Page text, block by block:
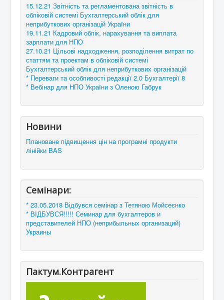
15.12.21 Звітність та регламентована звітність в
обліковій системі Бухгалтерський облік для
неприбуткових організацій України
19.11.21 Кадровий облік, нарахування та виплата
зарплати для НПО
27.10.21 Цільові надходження, розподілення витрат по
статтям та проектам в обліковій системі
Бухгалтерський облік для неприбуткових організацій
* Переваги та особливості редакції 2.0 Бухгалтерії 8
* Вебінар для НПО України з Оленою Габрук
Новини
Плановане підвищення цін на програмні продукти
лінійки BAS
Семінари:
* 23.05.2018 Відбувся семінар з Тетяною Мойсеєнко
* ВІДБУВСЯ!!!!! Семинар для бухгалтеров и
представителей НПО (неприбыльных организаций)
Украины
Пактум.Контрагент